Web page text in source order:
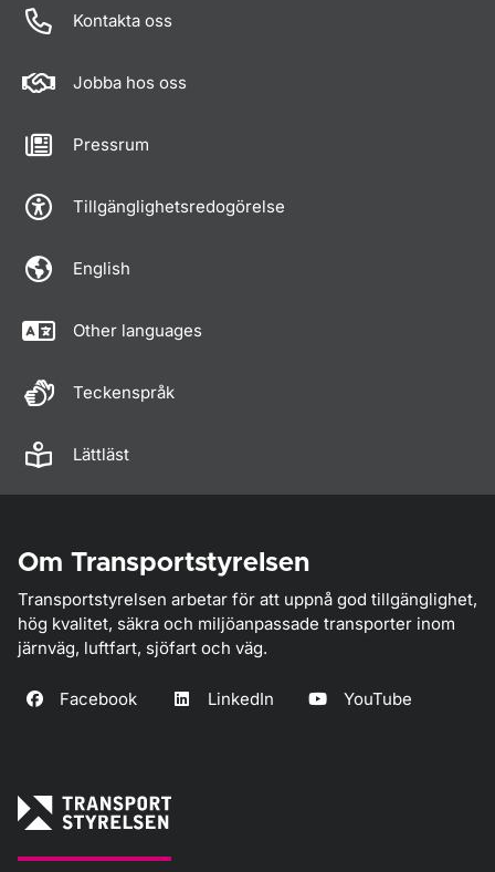
Kontakta oss
Jobba hos oss
Pressrum
Tillgänglighetsredogörelse
English
Other languages
Teckenspråk
Lättläst
Om Transportstyrelsen
Transportstyrelsen arbetar för att uppnå god tillgänglighet,
hög kvalitet, säkra och miljöanpassade transporter inom
järnväg, luftfart, sjöfart och väg.
Facebook LinkedIn YouTube